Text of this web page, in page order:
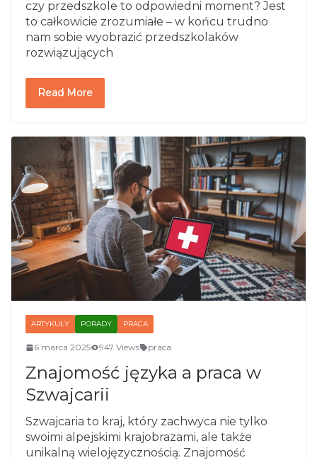
czy przedszkole to odpowiedni moment? Jest
to całkowicie zrozumiałe – w końcu trudno
nam sobie wyobrazić przedszkolaków
rozwiązujących
Read More
ARTYKUŁY PORADY PRACA
6 marca 2025 947 Views praca
Znajomość języka a praca w
Szwajcarii
Szwajcaria to kraj, który zachwyca nie tylko
swoimi alpejskimi krajobrazami, ale także
unikalną wielojęzycznością. Znajomość